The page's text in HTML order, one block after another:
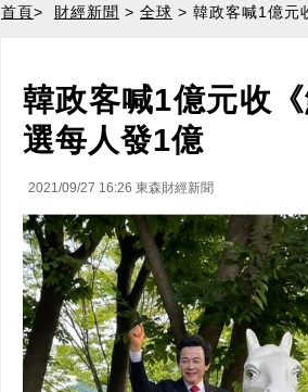
首頁> 財經新聞 > 全球 > 韓政客喊1億元
韓政客喊1億元收
選每人發1億
2021/09/27 16:26 東森財經新聞